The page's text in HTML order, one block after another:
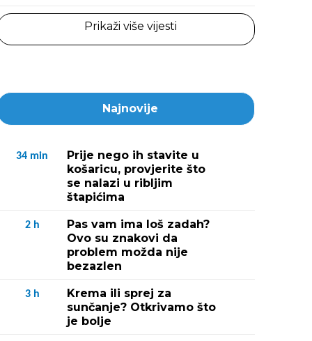
Prikaži više vijesti
Najnovije
34 min
Prije nego ih stavite u
košaricu, provjerite što
se nalazi u ribljim
štapićima
2 h
Pas vam ima loš zadah?
Ovo su znakovi da
problem možda nije
bezazlen
3 h
Krema ili sprej za
sunčanje? Otkrivamo što
je bolje